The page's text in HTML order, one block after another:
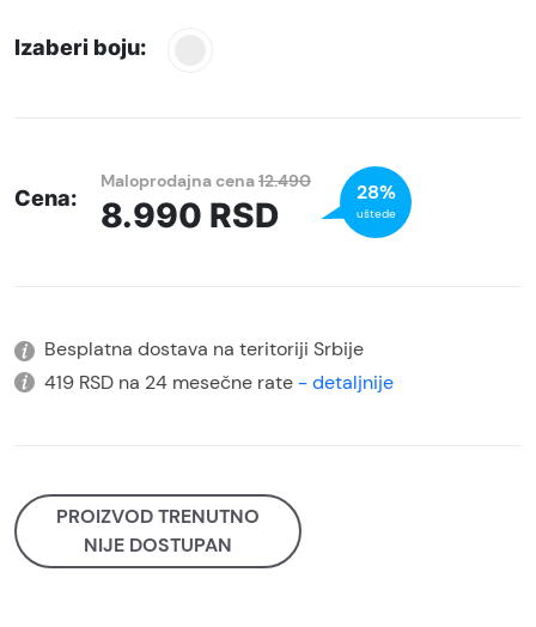
Izaberi boju:
Cena:
Maloprodajna cena12.490
8.990 RSD
28%
uštede
Besplatna dostava na teritoriji Srbije
419 RSD na 24 mesečne rate - detaljnije
PROIZVOD TRENUTNO
NIJE DOSTUPAN